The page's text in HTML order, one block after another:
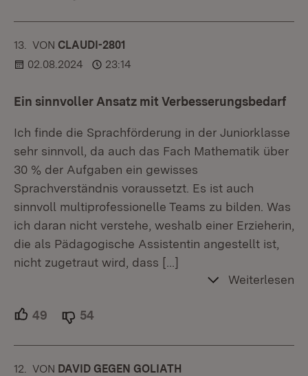
13. KOMMENTAR
VON :CLAUDI-2801
02.08.2024
23:14
Ein sinnvoller Ansatz mit Verbesserungsbedarf
Ich finde die Sprachförderung in der Juniorklasse
sehr sinnvoll, da auch das Fach Mathematik über
30 % der Aufgaben ein gewisses
Sprachverständnis voraussetzt. Es ist auch
sinnvoll multiprofessionelle Teams zu bilden. Was
ich daran nicht verstehe, weshalb einer Erzieherin,
die als Pädagogische Assistentin angestellt ist,
nicht zugetraut wird, dass […]
Weiterlesen
49 Unterstützer.
54
12. KOMMENTAR
VON :DAVID GEGEN GOLIATH